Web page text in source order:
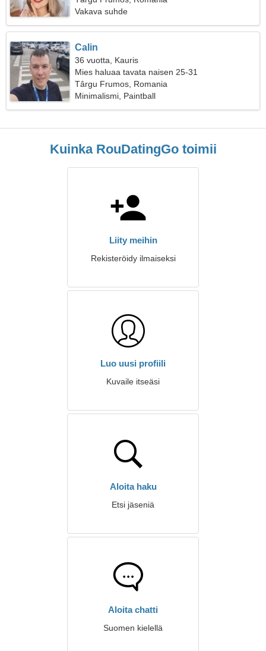
Vakava suhde
Calin
36 vuotta, Kauris
Mies haluaa tavata naisen 25-31
Târgu Frumos, Romania
Minimalismi, Paintball
Kuinka RouDatingGo toimii
Liity meihin
Rekisteröidy ilmaiseksi
Luo uusi profiili
Kuvaile itseäsi
Aloita haku
Etsi jäseniä
Aloita chatti
Suomen kielellä